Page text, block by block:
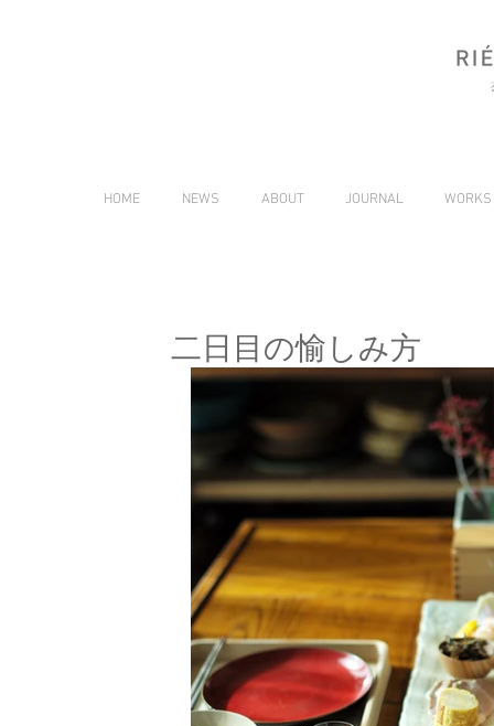
HOME NEWS ABOUT JOURNAL WORKS
二日目の愉しみ方